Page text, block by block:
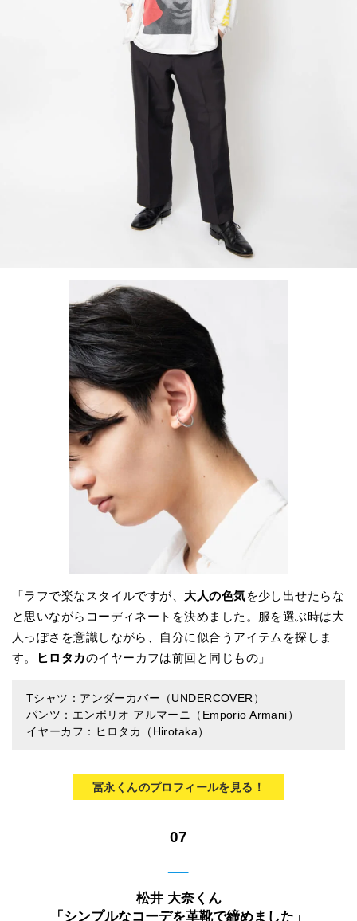
「ラフで楽なスタイルですが、 大人の色気を少し出せたらな
と思いながらコーディネートを決めました。服を選ぶ時は大
人っぽさを意識しながら、自分に似合うアイテムを探しま
す。
ヒロタカのイヤーカフは前回と同じもの」
Tシャツ：アンダーカバー（UNDERCOVER）
パンツ：エンポリオ アルマーニ（Emporio Armani）
イヤーカフ：ヒロタカ（Hirotaka）
冨永くんのプロフィールを見る！
07
松井 大奈くん
「シンプルなコーデを革靴で締めました」